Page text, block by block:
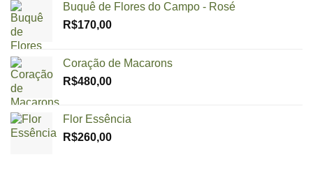
Buquê de Flores do Campo - Rosé
R$170,00
Coração de Macarons
R$480,00
Flor Essência
R$260,00